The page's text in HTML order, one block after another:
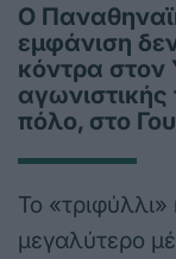
Ο
εμφάνιση
κόντρα στον
πόλο, στο
Το
μεγαλύτερο